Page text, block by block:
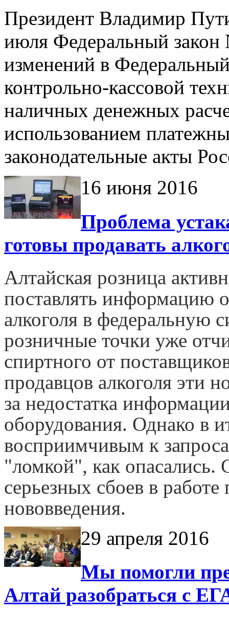
Президент Владимир
июля Федеральный
изменений в
контрольно-кассовой
наличных денежных
использованием
законодательные акты
16 июня 2016
Проблема
готовы продавать
Алтайская розница
поставлять информацию
алкоголя в федеральную
розничные точки уже
спиртного от
продавцов алкоголя эти
за недостатка информаци
оборудования. Однако в
восприимчивым к
"ломкой", как опасались.
серьезных сбоев в работе
нововведения.
29 апреля 2016
Мы помогли
Алтай разобраться с